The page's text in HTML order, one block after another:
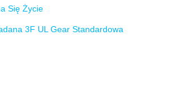
Się Życie
3F UL Gear Standardowa